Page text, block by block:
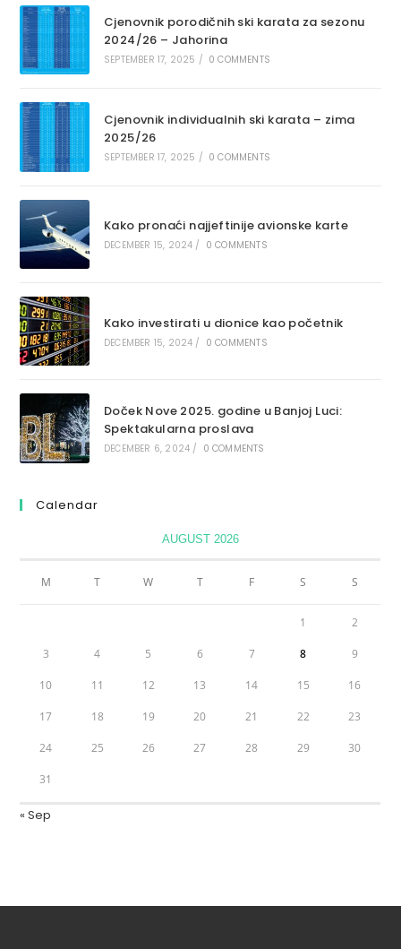
Cjenovnik porodičnih ski karata za sezonu
2024/26 – Jahorina
SEPTEMBER 17, 2025 / 0 COMMENTS
Cjenovnik individualnih ski karata – zima
2025/26
SEPTEMBER 17, 2025 / 0 COMMENTS
Kako pronaći najjeftinije avionske karte
DECEMBER 15, 2024 / 0 COMMENTS
Kako investirati u dionice kao početnik
DECEMBER 15, 2024 / 0 COMMENTS
Doček Nove 2025. godine u Banjoj Luci:
Spektakularna proslava
DECEMBER 6, 2024 / 0 COMMENTS
Calendar
AUGUST 2026
M T W T F S S
1 2
3 4 5 6 7 8 9
10 11 12 13 14 15 16
17 18 19 20 21 22 23
24 25 26 27 28 29 30
31
« Sep